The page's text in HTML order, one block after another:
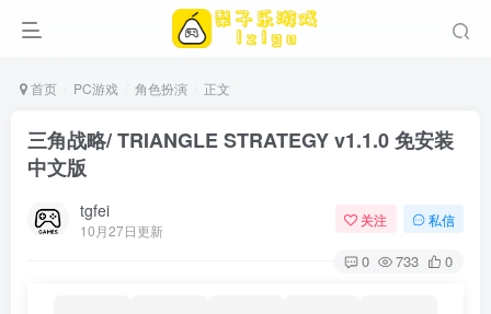
首页 PC游戏 角色扮演 正文
三角战略/ TRIANGLE STRATEGY v1.1.0 免安装
中文版
tgfei
10月27日更新
关注 私信
0 733 0